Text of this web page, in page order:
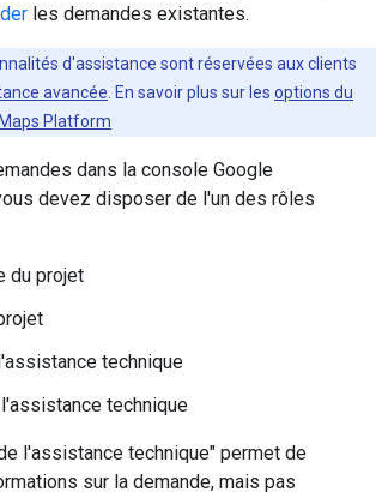
les demandes existantes.
d'assistance sont réservées aux clients
avancée . En savoir plus sur les options du
Platform
dans la console Google
devez disposer de l'un des rôles
du projet
technique
technique
l'assistance technique" permet de
sur la demande, mais pas